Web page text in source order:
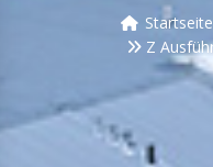
Startseite
Z